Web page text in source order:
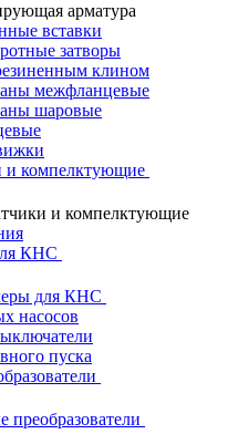
арматура
вставки
затворы
клином
межфланцевые
шаровые
и компелктующие
и компелктующие
КНС
для КНС
насосов
пуска
преобразователи